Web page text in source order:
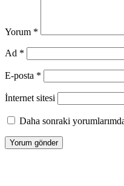
Yorum *
Ad *
E-posta *
İnternet sitesi
Daha sonraki